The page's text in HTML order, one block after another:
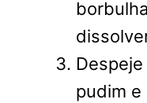
pudim e